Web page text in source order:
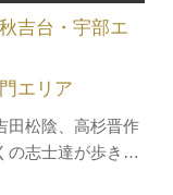
田松陰、高杉晋作
の志士達が歩き、
吉台・宇部エ
エリア